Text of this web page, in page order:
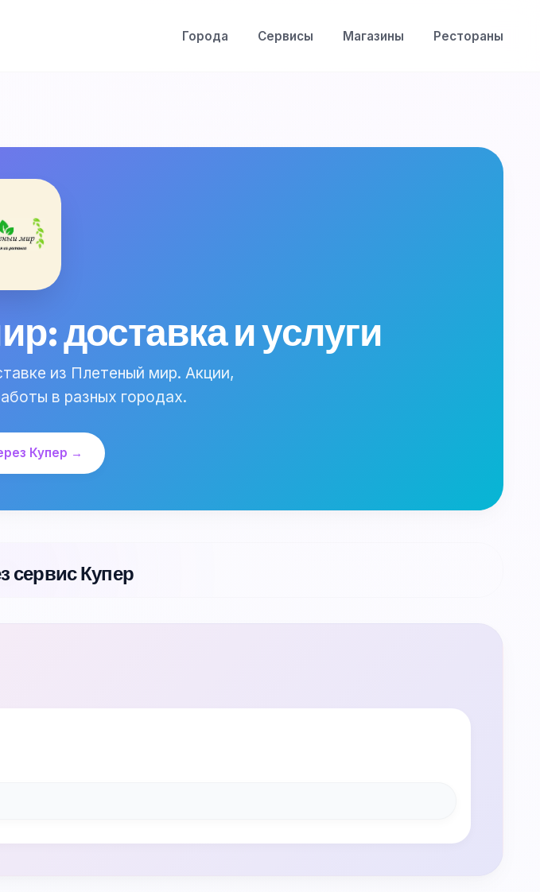
Города Сервисы Магазины Рестораны
доставка и услуги
из Плетеный мир. Акции,
в разных городах.
Купер →
сервис Купер